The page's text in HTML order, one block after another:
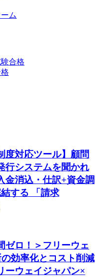
ム
合格
度対応ツール】顧問
行システムを聞かれ
金消込・仕訳+資金調
する 「請求
ゼロ！＞フリーウェ
効率化とコスト削減
ーウェイジャパン×